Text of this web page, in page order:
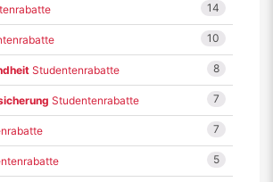
14
10
Studentenrabatte 8
Studentenrabatte 7
7
5